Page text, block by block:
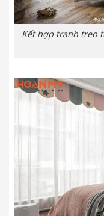
Kết hợp tranh treo